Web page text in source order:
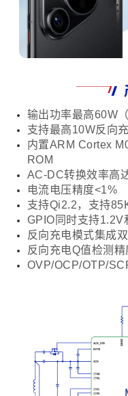
输出功率最高60W
支持最高10W反向
内置ARM Cortex
ROM
AC-DC转换效率高
电流电压精度<1%
支持Qi2.2，支持
GPIO同时支持1.2V
反向充电模式集成
反向充电Q值检测
OVP/OCP/OTP/